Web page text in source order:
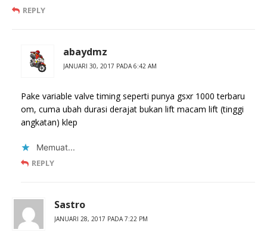
REPLY
abaydmz
JANUARI 30, 2017 PADA 6:42 AM
Pake variable valve timing seperti punya gsxr 1000 terbaru
om, cuma ubah durasi derajat bukan lift macam lift (tinggi
angkatan) klep
Memuat...
REPLY
Sastro
JANUARI 28, 2017 PADA 7:22 PM